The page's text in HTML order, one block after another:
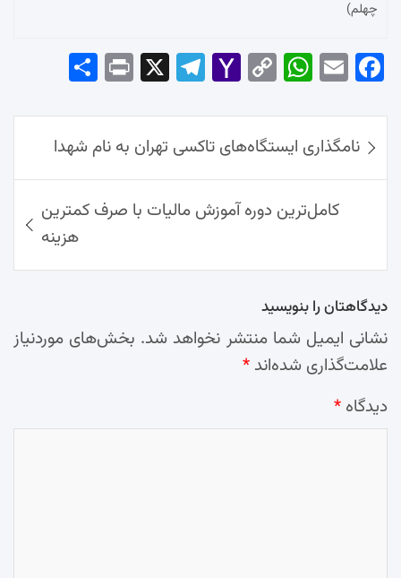
چهلم)
Fac
ok
Em
Wh
Ap
p
Co
Lin
k
Yah
Mai
l
Tel
am
Pri
راهبری
نوشته‌ها
نامگذاری ایستگاه‌های تاکسی تهران به نام شهدا
کامل‌ترین دوره آموزش مالیات با صرف کمترین
هزینه
دیدگاهتان را بنویسید
نشانی ایمیل شما منتشر نخواهد شد. بخش‌های موردنیاز
علامت‌گذاری شده‌اند *
دیدگاه *